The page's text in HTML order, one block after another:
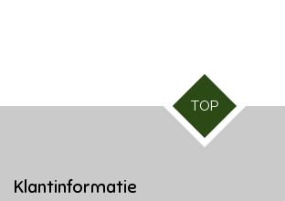
TOP
Klantinformatie